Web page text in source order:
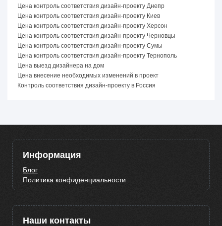
Цена контроль соответствия дизайн-проекту Днепр
Цена контроль соответствия дизайн-проекту Киев
Цена контроль соответствия дизайн-проекту Херсон
Цена контроль соответствия дизайн-проекту Черновцы
Цена контроль соответствия дизайн-проекту Сумы
Цена контроль соответствия дизайн-проекту Тернополь
Цена выезд дизайнера на дом
Цена внесение необходимых изменений в проект
Контроль соответствия дизайн-проекту в Россия
Информация
Блог
Политика конфиденциальности
Наши контакты